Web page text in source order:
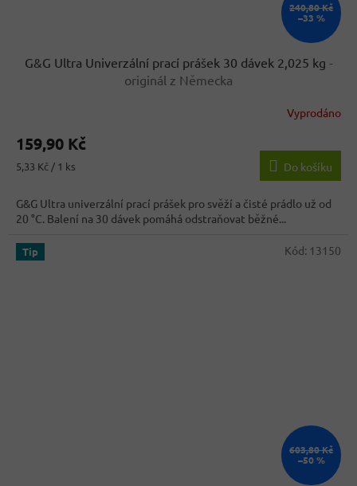
240,80 Kč
–33 %
G&G Ultra Univerzální prací prášek 30 dávek 2,025 kg -
originál z Německa
produktu
3,5
5
hvězdiček.
Vyprodáno
159,90 Kč
Měrná
5,33 Kč / 1 ks Do košíku
G&G Ultra univerzální prací prášek pro svěží a čisté prádlo už od
20 °C. Balení na 30 dávek pomáhá odstraňovat běžné...
Tip
603,80 Kč
–50 %
Kód: 13150